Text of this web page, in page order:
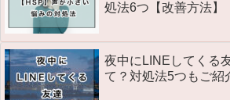
処法6つ【改善方法】
夜中にLINEしてくる
て？対処法5つもご紹